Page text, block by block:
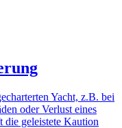
Yacht, z.B. bei
oder Verlust eines
die geleistete Kaution